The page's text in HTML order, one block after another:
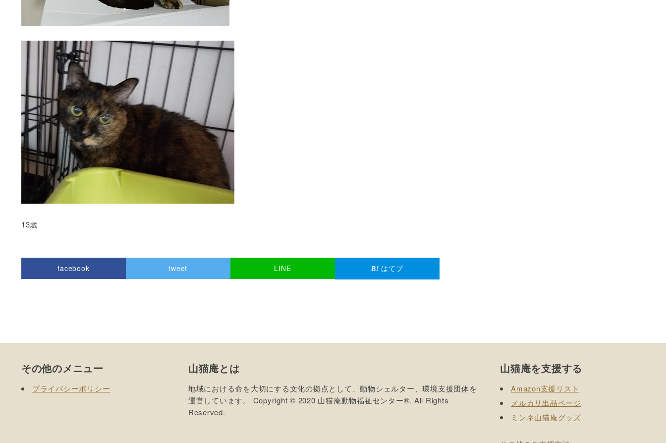
13歳
facebook tweet LINE はてブ
Footerその他のメニュー
プライバシーポリシー
山猫庵とは
地域における命を大切にする文化の拠点として、動物シェルター、環境支援団体を
運営しています。 Copyright © 2020 山猫庵動物福祉センター®. All Rights
Reserved.
山猫庵を支援する
Amazon支援リスト
メルカリ出品ページ
ミンネ山猫庵グッズ